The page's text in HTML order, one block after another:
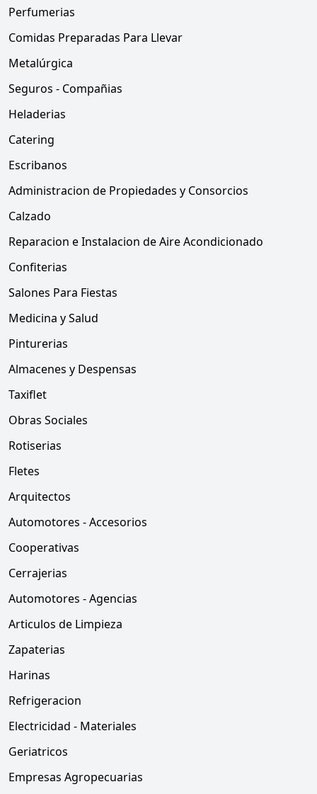
Perfumerias
Comidas Preparadas Para Llevar
Metalúrgica
Seguros - Compañias
Heladerias
Catering
Escribanos
Administracion de Propiedades y Consorcios
Calzado
Reparacion e Instalacion de Aire Acondicionado
Confiterias
Salones Para Fiestas
Medicina y Salud
Pinturerias
Almacenes y Despensas
Taxiflet
Obras Sociales
Rotiserias
Fletes
Arquitectos
Automotores - Accesorios
Cooperativas
Cerrajerias
Automotores - Agencias
Articulos de Limpieza
Zapaterias
Harinas
Refrigeracion
Electricidad - Materiales
Geriatricos
Empresas Agropecuarias